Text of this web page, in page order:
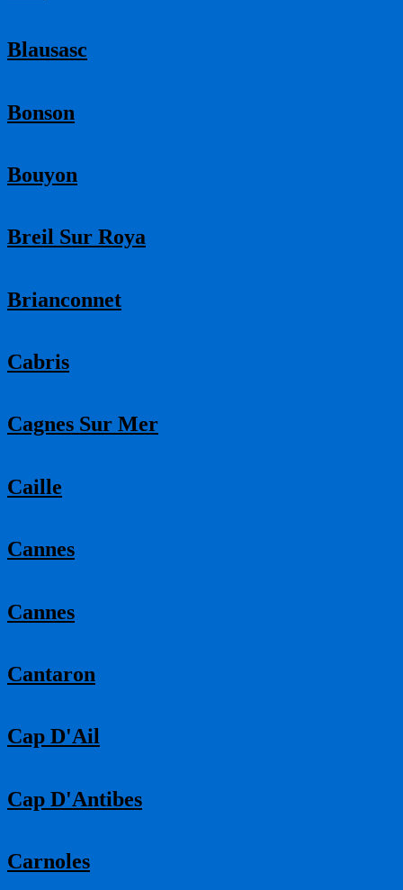
Blausasc
Bonson
Bouyon
Breil Sur Roya
Brianconnet
Cabris
Cagnes Sur Mer
Caille
Cannes
Cannes
Cantaron
Cap D'Ail
Cap D'Antibes
Carnoles